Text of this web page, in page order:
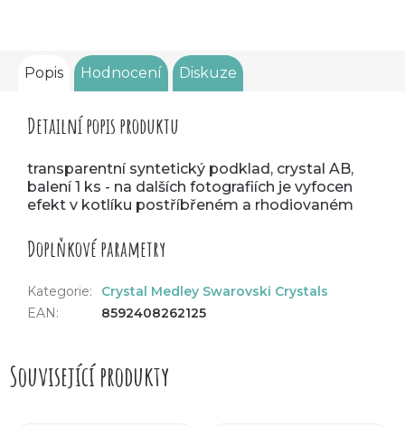
Popis Hodnocení Diskuze
Detailní popis produktu
transparentní syntetický podklad, crystal AB,
balení 1 ks - na dalších fotografiích je vyfocen
efekt v kotlíku postříbřeném a rhodiovaném
Doplňkové parametry
Kategorie:
Crystal Medley Swarovski Crystals
EAN: 8592408262125
Související produkty